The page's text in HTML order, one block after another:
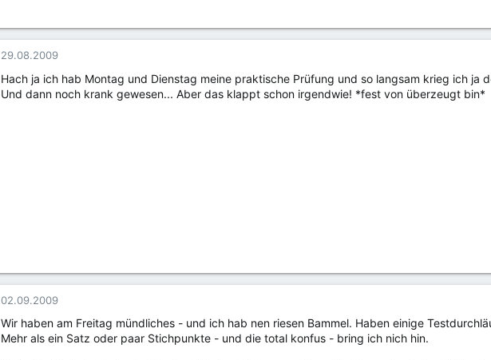
29.08.2009
Hach ja ich hab Montag und Dienstag meine praktische Prüfung und so langsam krieg ich ja
Und dann noch krank gewesen... Aber das klappt schon irgendwie! *fest von überzeugt bin*
02.09.2009
Wir haben am Freitag mündliches - und ich hab nen riesen Bammel. Haben einige
Mehr als ein Satz oder paar Stichpunkte - und die total konfus - bring ich nich hin.